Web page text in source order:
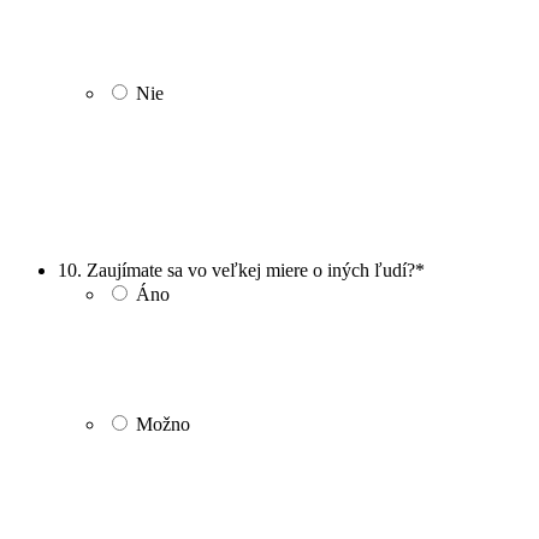
Nie
10. Zaujímate sa vo veľkej miere o iných ľudí?*
Áno
Možno